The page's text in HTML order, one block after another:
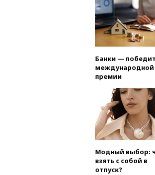
Банки —
международной
премии
Модный выбор:
взять с собой в
отпуск?